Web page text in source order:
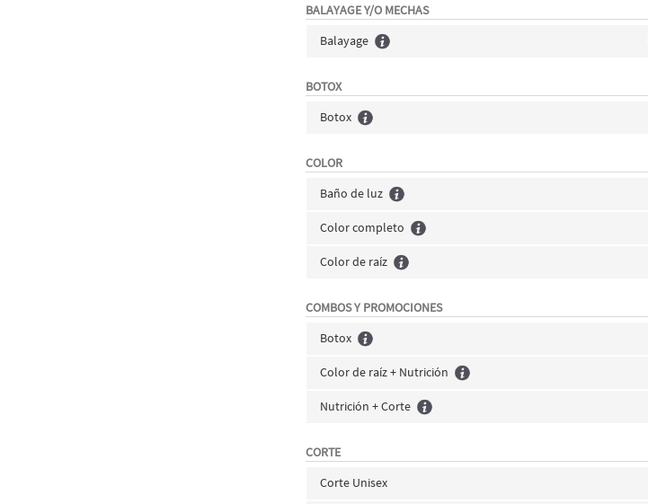
BALAYAGE Y/O MECHAS
Balayage
BOTOX
Botox
COLOR
Baño de luz
Color completo
Color de raíz
COMBOS Y PROMOCIONES
Botox
Color de raíz + Nutrición
Nutrición + Corte
CORTE
Corte Unisex